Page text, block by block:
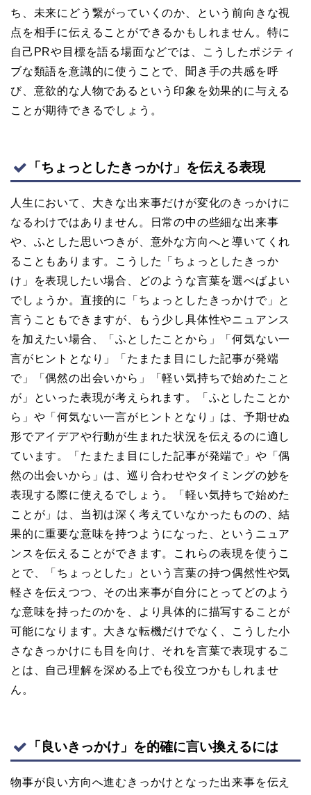
ち、未来にどう繋がっていくのか、という前向きな視
点を相手に伝えることができるかもしれません。特に
自己PRや目標を語る場面などでは、こうしたポジティ
ブな類語を意識的に使うことで、聞き手の共感を呼
び、意欲的な人物であるという印象を効果的に与える
ことが期待できるでしょう。
「ちょっとしたきっかけ」を伝える表現
人生において、大きな出来事だけが変化のきっかけに
なるわけではありません。日常の中の些細な出来事
や、ふとした思いつきが、意外な方向へと導いてくれ
ることもあります。こうした「ちょっとしたきっか
け」を表現したい場合、どのような言葉を選べばよい
でしょうか。直接的に「ちょっとしたきっかけで」と
言うこともできますが、もう少し具体性やニュアンス
を加えたい場合、「ふとしたことから」「何気ない一
言がヒントとなり」「たまたま目にした記事が発端
で」「偶然の出会いから」「軽い気持ちで始めたこと
が」といった表現が考えられます。「ふとしたことか
ら」や「何気ない一言がヒントとなり」は、予期せぬ
形でアイデアや行動が生まれた状況を伝えるのに適し
ています。「たまたま目にした記事が発端で」や「偶
然の出会いから」は、巡り合わせやタイミングの妙を
表現する際に使えるでしょう。「軽い気持ちで始めた
ことが」は、当初は深く考えていなかったものの、結
果的に重要な意味を持つようになった、というニュア
ンスを伝えることができます。これらの表現を使うこ
とで、「ちょっとした」という言葉の持つ偶然性や気
軽さを伝えつつ、その出来事が自分にとってどのよう
な意味を持ったのかを、より具体的に描写することが
可能になります。大きな転機だけでなく、こうした小
さなきっかけにも目を向け、それを言葉で表現するこ
とは、自己理解を深める上でも役立つかもしれませ
ん。
「良いきっかけ」を的確に言い換えるには
物事が良い方向へ進むきっかけとなった出来事を伝え